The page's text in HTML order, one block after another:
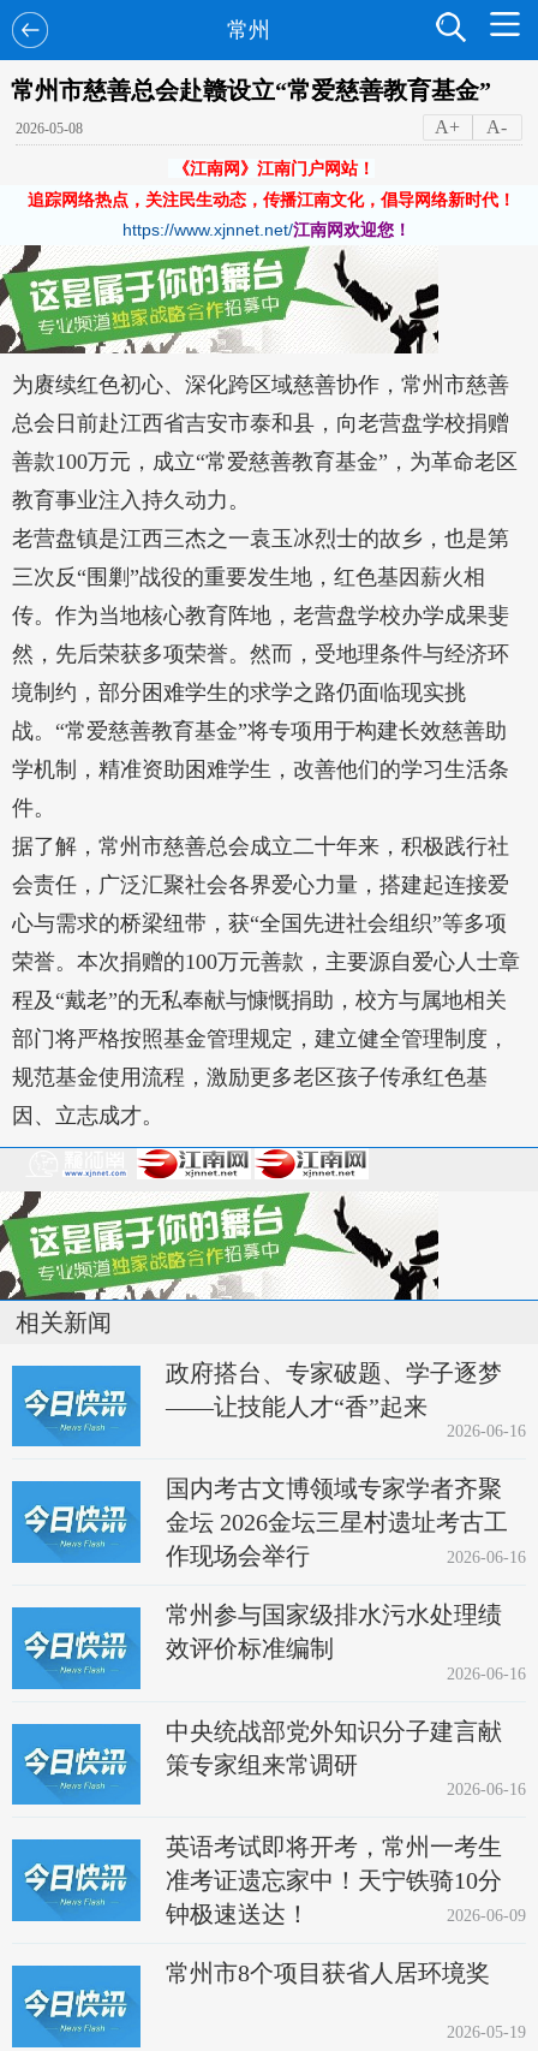
常州
常州市慈善总会赴赣设立“常爱慈善教育基金”
2026-05-08 A+ A-
《江南网》江南门户网站！
追踪网络热点，关注民生动态，传播江南文化，倡导网络新时代！
https://www.xjnnet.net/江南网欢迎您！
为赓续红色初心、深化跨区域慈善协作，常州市慈善
总会日前赴江西省吉安市泰和县，向老营盘学校捐赠
善款100万元，成立“常爱慈善教育基金”，为革命老区
教育事业注入持久动力。
老营盘镇是江西三杰之一袁玉冰烈士的故乡，也是第
三次反“围剿”战役的重要发生地，红色基因薪火相
传。作为当地核心教育阵地，老营盘学校办学成果斐
然，先后荣获多项荣誉。然而，受地理条件与经济环
境制约，部分困难学生的求学之路仍面临现实挑
战。“常爱慈善教育基金”将专项用于构建长效慈善助
学机制，精准资助困难学生，改善他们的学习生活条
件。
据了解，常州市慈善总会成立二十年来，积极践行社
会责任，广泛汇聚社会各界爱心力量，搭建起连接爱
心与需求的桥梁纽带，获“全国先进社会组织”等多项
荣誉。本次捐赠的100万元善款，主要源自爱心人士章
程及“戴老”的无私奉献与慷慨捐助，校方与属地相关
部门将严格按照基金管理规定，建立健全管理制度，
规范基金使用流程，激励更多老区孩子传承红色基
因、立志成才。
相关新闻
政府搭台、专家破题、学子逐梦
——让技能人才“香”起来
2026-06-16
国内考古文博领域专家学者齐聚
金坛 2026金坛三星村遗址考古工
作现场会举行
2026-06-16
常州参与国家级排水污水处理绩
效评价标准编制
2026-06-16
中央统战部党外知识分子建言献
策专家组来常调研
2026-06-16
英语考试即将开考，常州一考生
准考证遗忘家中！天宁铁骑10分
钟极速送达！
2026-06-09
常州市8个项目获省人居环境奖
2026-05-19